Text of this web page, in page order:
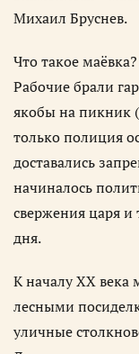
Михаил Бруснев.
Что такое
Рабочие брали
якобы на пикник
только полиция
доставались
начиналось
свержения царя и
дня.
К началу XX века
лесными
уличные